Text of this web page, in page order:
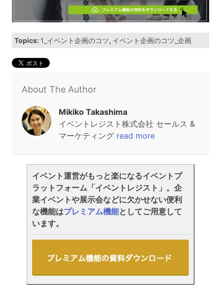
Topics: 1_イベント企画のコツ, イベント企画のコツ_企画
About The Author
Mikiko Takashima
イベントレジスト株式会社 セールス &
マーケティング read more
イベント運営がもっと楽になるイベントプ
ラットフォーム「イベントレジスト」。企
業イベントや展示会などに欠かせない便利
な機能はプレミアム機能としてご用意して
います。